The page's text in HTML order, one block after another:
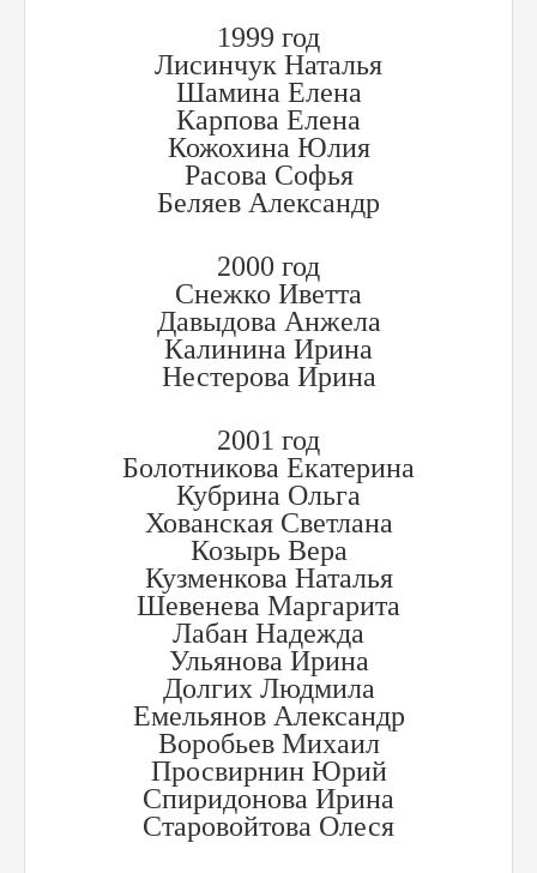
1999 год
Лисинчук Наталья
Шамина Елена
Карпова Елена
Кожохина Юлия
Расова Софья
Беляев Александр
2000 год
Снежко Иветта
Давыдова Анжела
Калинина Ирина
Нестерова Ирина
2001 год
Болотникова Екатерина
Кубрина Ольга
Хованская Светлана
Козырь Вера
Кузменкова Наталья
Шевенева Маргарита
Лабан Надежда
Ульянова Ирина
Долгих Людмила
Емельянов Александр
Воробьев Михаил
Просвирнин Юрий
Спиридонова Ирина
Старовойтова Олеся